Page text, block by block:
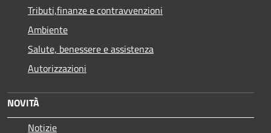
Tributi,finanze e contravvenzioni
Ambiente
Salute, benessere e assistenza
Autorizzazioni
NOVITÀ
Notizie